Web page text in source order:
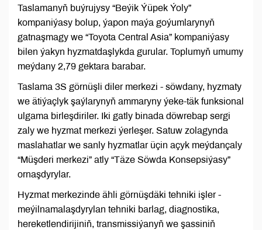
Taslamanyň buýrujysy “Beýik Ýüpek Ýoly”
kompaniýasy bolup, ýapon maýa goýumlarynyň
gatnaşmagy we “Toyota Central Asia” kompaniýasy
bilen ýakyn hyzmatdaşlykda gurular. Toplumyň umumy
meýdany 2,79 gektara barabar.
Taslama 3S görnüşli diler merkezi - söwdany, hyzmaty
we ätiýaçlyk şaýlarynyň ammaryny ýeke-täk funksional
ulgama birleşdiriler. Iki gatly binada döwrebap sergi
zaly we hyzmat merkezi ýerleşer. Satuw zolagynda
maslahatlar we sanly hyzmatlar üçin açyk meýdançaly
“Müşderi merkezi” atly “Täze Söwda Konsepsiýasy”
ornaşdyrylar.
Hyzmat merkezinde ähli görnüşdäki tehniki işler -
meýilnamalaşdyrylan tehniki barlag, diagnostika,
hereketlendirijiniň, transmissiýanyň we şassiniň